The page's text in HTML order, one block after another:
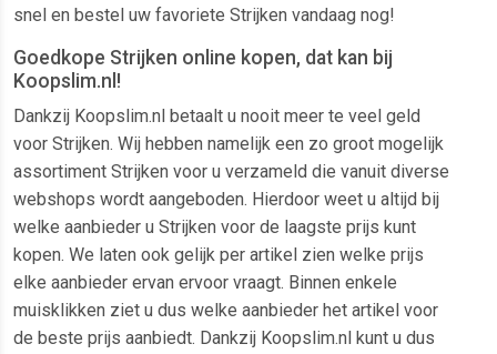
snel en bestel uw favoriete Strijken vandaag nog!
Goedkope Strijken online kopen, dat kan bij
Koopslim.nl!
Dankzij Koopslim.nl betaalt u nooit meer te veel geld
voor Strijken. Wij hebben namelijk een zo groot mogelijk
assortiment Strijken voor u verzameld die vanuit diverse
webshops wordt aangeboden. Hierdoor weet u altijd bij
welke aanbieder u Strijken voor de laagste prijs kunt
kopen. We laten ook gelijk per artikel zien welke prijs
elke aanbieder ervan ervoor vraagt. Binnen enkele
muisklikken ziet u dus welke aanbieder het artikel voor
de beste prijs aanbiedt. Dankzij Koopslim.nl kunt u dus